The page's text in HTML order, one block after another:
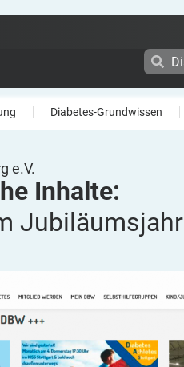
Diabetes-Grundwissen
e.V.
Inhalte:
Jubiläumsjahr